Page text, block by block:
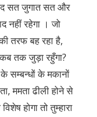
सत जुगात सत और
नहीं रहेगा । जो
तरफ बह रहा है,
तक जुड़ा रहुँगा?
सम्बन्धों के मकानों
ममता ढीली होने से
होगा तो तुम्हारा